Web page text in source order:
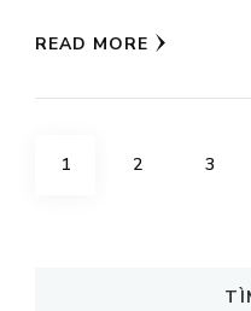
READ MORE
Posts
PAGE
1 PAGE
2 PAGE
3